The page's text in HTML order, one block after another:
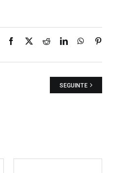
Facebook
X RedditLinkedInWhatsApp
SEGUINTE